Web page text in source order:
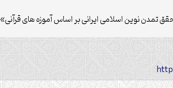
بر اساس آموزه های قرآنی» 31 اردیبهشت 1404 در فریدونکنار برگزار می گردد.